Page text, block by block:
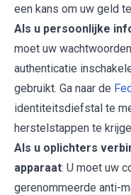
een kans om uw geld
Als u persoonlijke
moet uw
authenticatie
gebruikt. Ga naar de
identiteitsdiefstal te
herstelstappen te
Als u oplichters
apparaat: U moet uw
gerenommeerde anti-